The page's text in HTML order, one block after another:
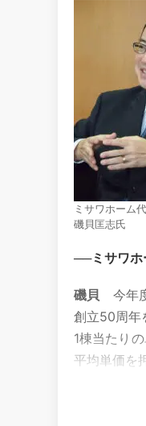
ミサワホーム
磯貝匡志氏
──ミサワホ
磯貝 今年
創立50周年
1棟当たり
平均単価を